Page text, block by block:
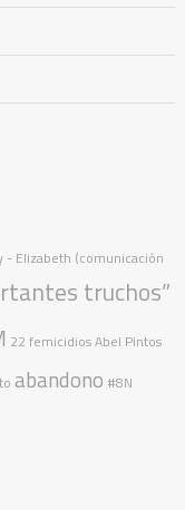
- Elizabeth (comunicación
truchos”
22 femicidiosAbel Pintos
abandono #8N